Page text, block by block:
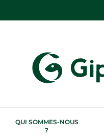
QUI SOMMES-NOUS
?